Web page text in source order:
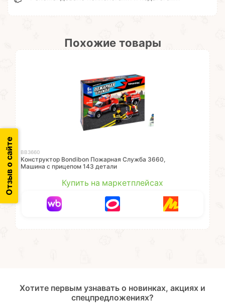
Похожие товары
ВВ3660
Конструктор Bondibon Пожарная Служба 3660,
Машина с прицепом 143 детали
Купить на маркетплейсах
Отзыв о сайте
Хотите первым узнавать о новинках, акциях и
спецпредложениях?